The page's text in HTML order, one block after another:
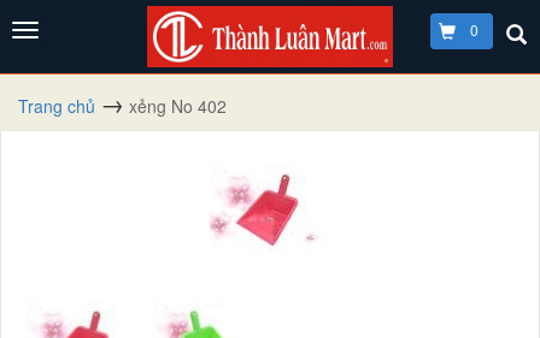
0
Trang chủ xẻng No 402